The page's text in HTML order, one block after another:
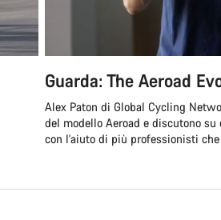
Guarda: The Aeroad
Alex Paton di Global Cycling
del modello Aeroad e discutono
con l'aiuto di più professionisti